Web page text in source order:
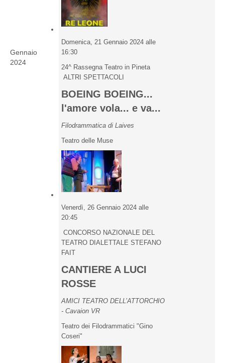
Gennaio
2024
Domenica, 21 Gennaio 2024 alle
16:30
24^ Rassegna Teatro in Pineta
ALTRI SPETTACOLI
BOEING BOEING...
l'amore vola... e va...
Filodrammatica di Laives
Teatro delle Muse
Venerdì, 26 Gennaio 2024 alle
20:45
CONCORSO NAZIONALE DEL
TEATRO DIALETTALE STEFANO
FAIT
CANTIERE A LUCI
ROSSE
AMICI TEATRO DELL’ATTORCHIO
- Cavaion VR
Teatro dei Filodrammatici "Gino
Coseri"